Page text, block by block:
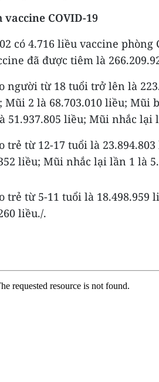
COVID-19
có 4.716 liều vaccine phòng
đã được tiêm là
người từ 18 tuổi trở lên là
Mũi 2 là 68.703.010 liều; Mũi
51.937.805 liều; Mũi nhắc lại
trẻ từ 12-17 tuổi là
liều; Mũi nhắc lại lần 1 là
trẻ từ 5-11 tuổi là 18.498.959
liều./.